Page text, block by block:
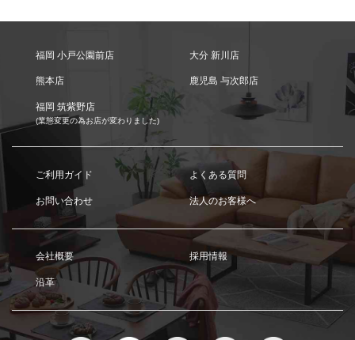
福岡 小戸公園前店 大分 新川店
熊本店 鹿児島 与次郎店
福岡 筑紫野店
(業態変更の為お店が変わりました)
ご利用ガイド よくある質問
お問い合わせ 法人のお客様へ
会社概要 採用情報
沿革